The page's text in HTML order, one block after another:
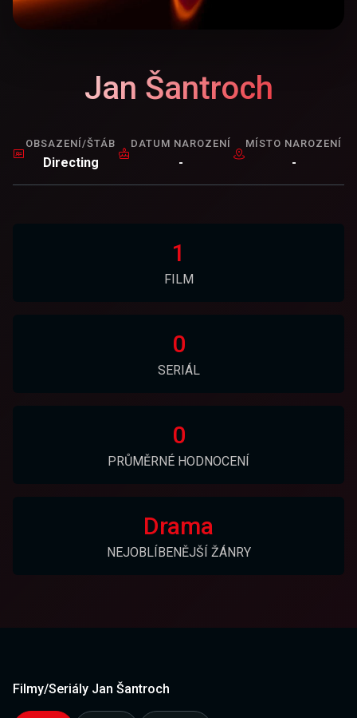
Jan Šantroch
OBSAZENÍ/ŠTÁB
Directing
DATUM NAROZENÍ
-
MÍSTO NAROZENÍ
-
1
FILM
0
SERIÁL
0
PRŮMĚRNÉ HODNOCENÍ
Drama
NEJOBLÍBENĚJŠÍ ŽÁNRY
Filmy/Seriály Jan Šantroch